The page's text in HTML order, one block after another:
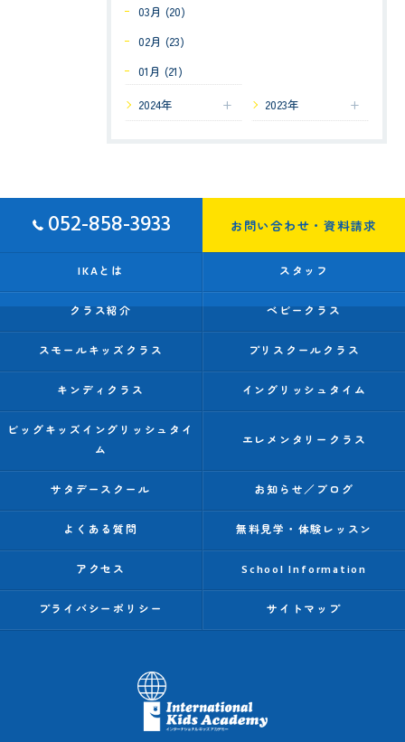
03月 (20)
02月 (23)
01月 (21)
2024年 2023年
052-858-3933 お問い合わせ・資料請求
IKAとは スタッフ
クラス紹介 ベビークラス
スモールキッズクラス プリスクールクラス
キンディクラス イングリッシュタイム
ビッグキッズイングリッシュタイ
ム
エレメンタリークラス
サタデースクール お知らせ／ブログ
よくある質問 無料見学・体験レッスン
アクセス School Information
プライバシーポリシー サイトマップ